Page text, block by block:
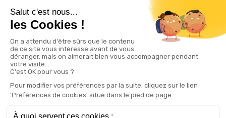
RÉSERVEZ EN LIGNE VOS ESSAIMS ET REINES